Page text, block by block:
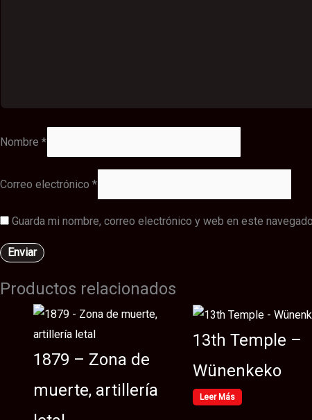
Nombre *
Correo electrónico *
Guarda mi nombre, correo electrónico y web en este
Productos relacionados
1879 – Zona de
muerte, artillería
13th Temple –
Wünenkeko
Leer Más